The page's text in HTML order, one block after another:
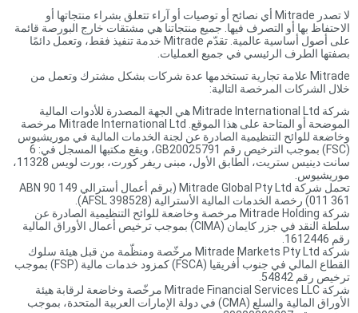
لا تصدر Mitrade أي نصائح أو توصيات أو آراء تتعلق بشراء منتجاتها أو
الاحتفاظ بها أو التصرف فيها. جميع منتجاتنا هي مشتقات خارج البورصة قائمة
على أصول أساسية عالمية. تقدّم Mitrade خدمة تنفيذ فقط، وتعمل دائمًا
بصفتها الطرف الرئيسي في جميع العمليات.
Mitrade علامة تجارية تستخدمها عدة شركات بشكل مشترك وتعمل من
خلال الشركات المرخصة التالية:
شركة Mitrade International Ltd هي الجهة المصدرة للأدوات المالية
الموضحة أو المتاحة على هذا الموقع. Mitrade International Ltd مرخصة
وخاضعة للوائح التنظيمية الصادرة عن لجنة الخدمات المالية في موريشيوس
(FSC) بموجب الترخيص رقم GB20025791، ويقع مكتبها المسجل في: 6
سانت دينيس ستريت، الطابق الأول، مبنى ريفر كورت، بورت لويس 11328،
موريشيوس.
تحمل شركة Mitrade Global Pty Ltd (برقم أعمال أسترالي ABN 90 149
011 361) رخصة الخدمات المالية الأسترالية (AFSL 398528).
شركة Mitrade Holding مرخصة وخاضعة للوائح التنظيمية الصادرة عن
سلطة النقد في جزر كايمان (CIMA) بموجب ترخيص أعمال الأوراق المالية
رقم 1612446.
شركة Mitrade Markets Pty Ltd مرخّصة ومنظّمة من قبل هيئة سلوك
القطاع المالي في جنوب أفريقيا (FSCA) كمزود خدمات مالية (FSP) بموجب
ترخيص رقم 54842.
شركة Mitrade Financial Services LLC مرخّصة وخاضعة لرقابة هيئة
الأوراق المالية والسلع (CMA) في دولة الإمارات العربية المتحدة، بموجب